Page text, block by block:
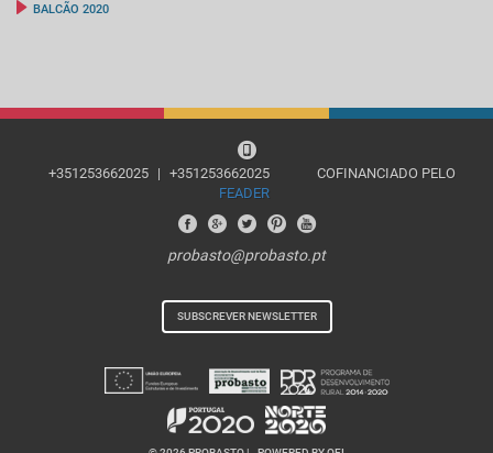
BALCÃO 2020
+351253662025 | +351253662025
COFINANCIADO PELO
FEADER
probasto@probasto.pt
SUBSCREVER NEWSLETTER